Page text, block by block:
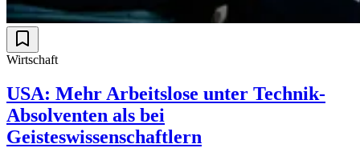
Wirtschaft
USA: Mehr Arbeitslose unter Technik-
Absolventen als bei
Geisteswissenschaftlern